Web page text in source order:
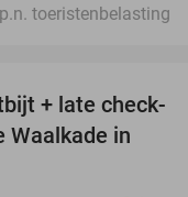
toeristenbelasting
48%
+ late check-
Waalkade in